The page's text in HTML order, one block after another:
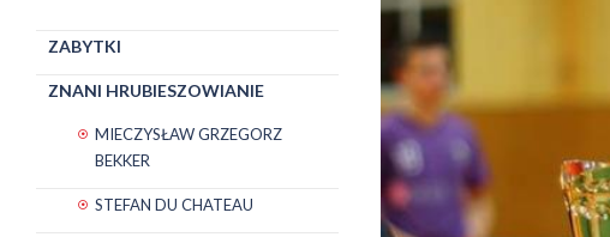
ZABYTKI
ZNANI HRUBIESZOWIANIE
MIECZYSŁAW GRZEGORZ
BEKKER
STEFAN DU CHATEAU